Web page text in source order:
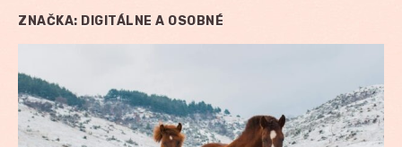
ZNAČKA: DIGITÁLNE A OSOBNÉ